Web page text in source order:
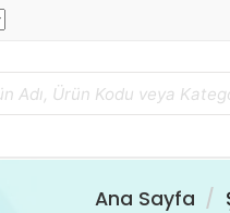
Ana Sayfa